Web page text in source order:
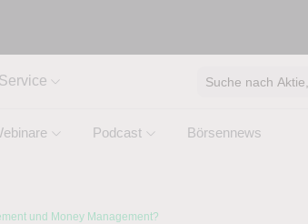
Podcast Börsennews
Service Suche nach
und Money Management?